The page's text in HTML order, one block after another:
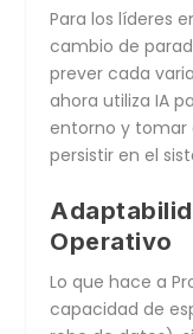
Para los líderes
cambio de
prever cada
ahora utiliza IA
entorno y tomar
persistir en el
Operativo
Lo que hace a
capacidad de